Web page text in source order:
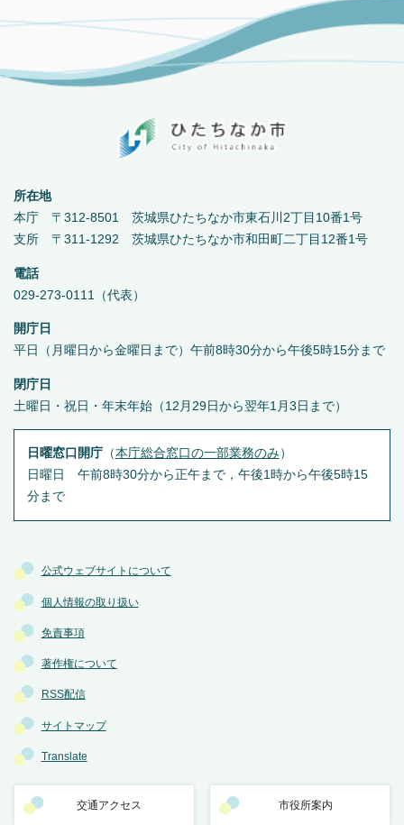
公式ウェブサイトについて
個人情報の取り扱い
免責事項
著作権について
RSS配信
サイトマップ
Translate
交通アクセス 市役所案内
所在地
本庁 〒312-8501 茨城県ひたちなか市東石川2丁目10番1号
支所 〒311-1292 茨城県ひたちなか市和田町二丁目12番1号
電話
029-273-0111（代表）
開庁日
平日（月曜日から金曜日まで）午前8時30分から午後5時15分まで
閉庁日
土曜日・祝日・年末年始（12月29日から翌年1月3日まで）
日曜窓口開庁（本庁総合窓口の一部業務のみ ）
日曜日 午前8時30分から正午まで，午後1時から午後5時15
分まで